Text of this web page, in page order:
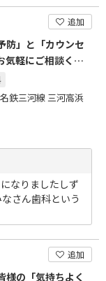
追加
防」と「カウンセ
気軽にご相談くだ
鉄三河線 三河高浜
なりましたしず
さん歯科という
追加
様の「気持ちよく